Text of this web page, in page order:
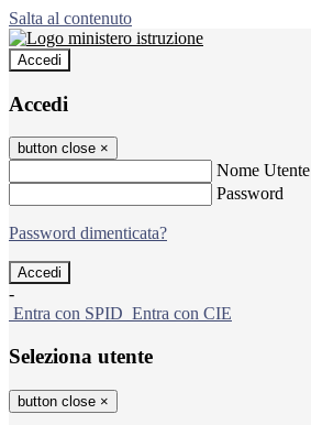
Salta al contenuto
Accedi
Accedi
button close ×
Nome Utente
Password
Password dimenticata?
-
Entra con SPID Entra con CIE
Seleziona utente
button close ×